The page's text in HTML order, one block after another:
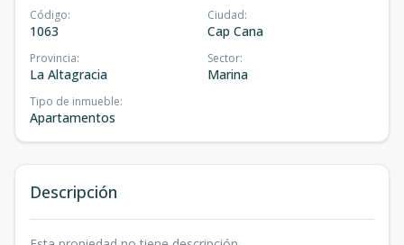
Código:
1063
Ciudad:
Cap Cana
Provincia:
La Altagracia
Sector:
Marina
Tipo de inmueble:
Apartamentos
Descripción